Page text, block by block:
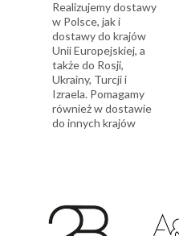
Realizujemy dostawy
w Polsce, jak i
dostawy do krajów
Unii Europejskiej, a
także do Rosji,
Ukrainy, Turcji i
Izraela. Pomagamy
również w dostawie
do innych krajów